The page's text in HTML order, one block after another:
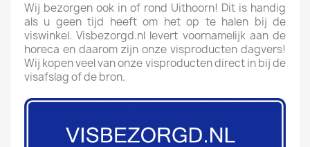
Wij bezorgen ook in of rond Uithoorn! Dit is handig
als u geen tijd heeft om het op te halen bij de
viswinkel. Visbezorgd.nl levert voornamelijk aan de
horeca en daarom zijn onze visproducten dagvers!
Wij kopen veel van onze visproducten direct in bij de
visafslag of de bron.